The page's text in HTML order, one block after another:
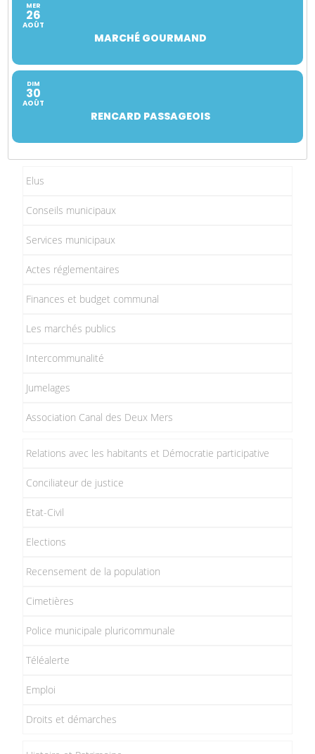
MER
26
AOÛT
MARCHÉ GOURMAND
DIM
30
AOÛT
RENCARD PASSAGEOIS
Elus
Conseils municipaux
Services municipaux
Actes réglementaires
Finances et budget communal
Les marchés publics
Intercommunalité
Jumelages
Association Canal des Deux Mers
Relations avec les habitants et Démocratie participative
Conciliateur de justice
Etat-Civil
Elections
Recensement de la population
Cimetières
Police municipale pluricommunale
Téléalerte
Emploi
Droits et démarches